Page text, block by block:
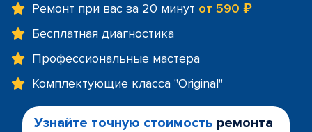
Ремонт при вас за 20 минут от 590 ₽
Бесплатная диагностика
Профессиональные мастера
Комплектующие класса "Original"
Узнайте точную стоимость ремонта